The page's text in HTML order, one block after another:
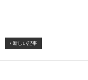
‹ 新しい記事